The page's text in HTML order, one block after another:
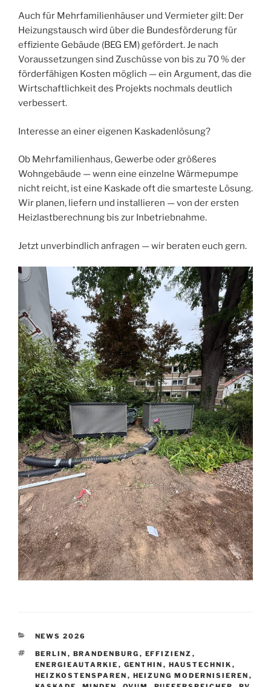
Auch für Mehrfamilienhäuser und Vermieter gilt: Der
Heizungstausch wird über die Bundesförderung für
effiziente Gebäude (BEG EM) gefördert. Je nach
Voraussetzungen sind Zuschüsse von bis zu 70 % der
förderfähigen Kosten möglich — ein Argument, das die
Wirtschaftlichkeit des Projekts nochmals deutlich
verbessert.
Interesse an einer eigenen Kaskadenlösung?
Ob Mehrfamilienhaus, Gewerbe oder größeres
Wohngebäude — wenn eine einzelne Wärmepumpe
nicht reicht, ist eine Kaskade oft die smarteste Lösung.
Wir planen, liefern und installieren — von der ersten
Heizlastberechnung bis zur Inbetriebnahme.
Jetzt unverbindlich anfragen — wir beraten euch gern.
KATEGORIEN
NEWS 2026
SCHLAGWÖRTER
BERLIN , BRANDENBURG​​​​​​​​​​​​​​​​ , EFFIZIENZ ,
ENERGIEAUTARKIE , GENTHIN , HAUSTECHNIK ,
HEIZKOSTENSPAREN , HEIZUNG MODERNISIEREN ,